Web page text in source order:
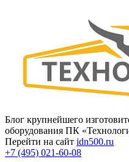
Блог крупнейшего
оборудования ПК
Перейти на сайт idn500.ru
+7 (495) 021-60-08